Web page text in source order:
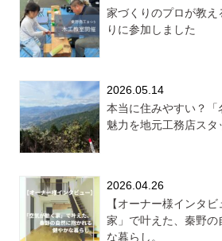
家づくりのプロが教
りに参加しました
2026.05.14
本当に住みやすい？
魅力を地元工務店スタ
2026.04.26
【オーナー様インタ
家」で叶えた、秦野
な暮らし。